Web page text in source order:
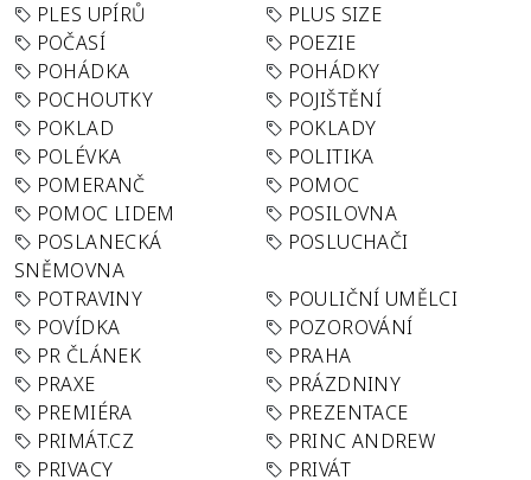
PLES UPÍRŮ
PLUS SIZE
POČASÍ
POEZIE
POHÁDKA
POHÁDKY
POCHOUTKY
POJIŠTĚNÍ
POKLAD
POKLADY
POLÉVKA
POLITIKA
POMERANČ
POMOC
POMOC LIDEM
POSILOVNA
POSLANECKÁ
SNĚMOVNA
POSLUCHAČI
POTRAVINY
POULIČNÍ UMĚLCI
POVÍDKA
POZOROVÁNÍ
PR ČLÁNEK
PRAHA
PRAXE
PRÁZDNINY
PREMIÉRA
PREZENTACE
PRIMÁT.CZ
PRINC ANDREW
PRIVACY
PRIVÁT